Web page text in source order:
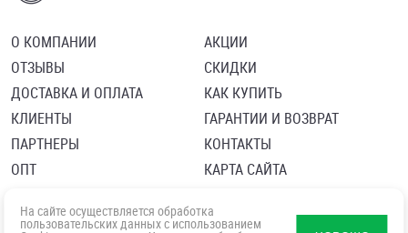
О КОМПАНИИ
ОТЗЫВЫ
ДОСТАВКА И ОПЛАТА
КЛИЕНТЫ
ПАРТНЕРЫ
ОПТ
АКЦИИ
СКИДКИ
КАК КУПИТЬ
ГАРАНТИИ И ВОЗВРАТ
КОНТАКТЫ
КАРТА САЙТА
Политика в отношении обработки персональных данных
Согласие посетителя сайта на обработку персональных данны
На сайте осуществляется обработка
пользовательских данных с использованием